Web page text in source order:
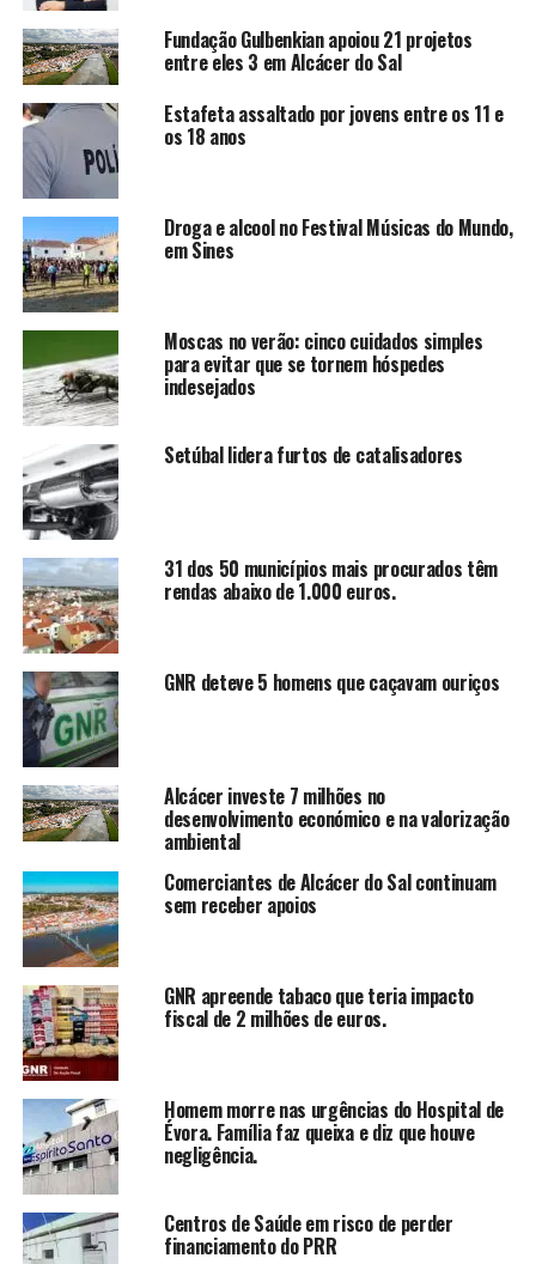
Fundação Gulbenkian apoiou 21 projetos
entre eles 3 em Alcácer do Sal
Estafeta assaltado por jovens entre os 11 e
os 18 anos
Droga e alcool no Festival Músicas do Mundo,
em Sines
Moscas no verão: cinco cuidados simples
para evitar que se tornem hóspedes
indesejados
Setúbal lidera furtos de catalisadores
31 dos 50 municípios mais procurados têm
rendas abaixo de 1.000 euros.
GNR deteve 5 homens que caçavam ouriços
Alcácer investe 7 milhões no
desenvolvimento económico e na valorização
ambiental
Comerciantes de Alcácer do Sal continuam
sem receber apoios
GNR apreende tabaco que teria impacto
fiscal de 2 milhões de euros.
Homem morre nas urgências do Hospital de
Évora. Família faz queixa e diz que houve
negligência.
Centros de Saúde em risco de perder
financiamento do PRR